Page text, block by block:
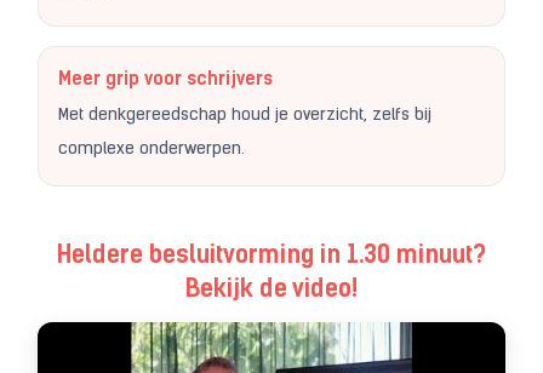
Meer grip voor schrijvers
Met denkgereedschap houd je overzicht, zelfs bij
complexe onderwerpen.
Heldere besluitvorming in 1.30 minuut?
Bekijk de video!